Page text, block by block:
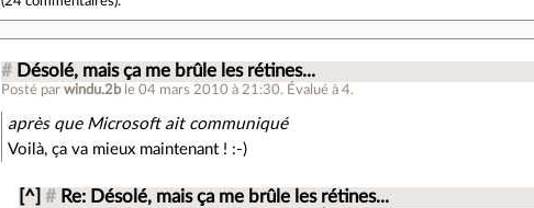
# Désolé, mais ça me brûle les rétines...
Posté parwindu.2b le 04 mars 2010 à 21:30. Évalué à4.
après que Microsoft aitcommuniqué
Voilà, ça va mieux maintenant ! :-)
[^] # Re: Désolé, mais ça me brûle les rétines...